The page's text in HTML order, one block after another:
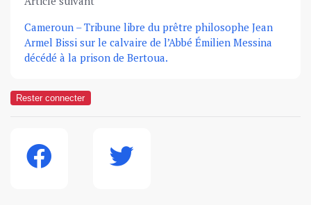
Cameroun – Tribune libre du prêtre philosophe Jean
Armel Bissi sur le calvaire de l’Abbé Émilien Messina
décédé à la prison de Bertoua.
Rester connecter